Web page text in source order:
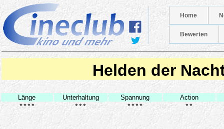
Home
Bewerten
Helden der
Länge Unterhaltung Spannung
Action
****
*** **** **